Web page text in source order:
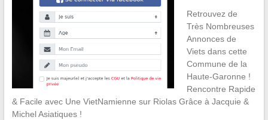
Retrouvez de
Très Nombreuses
Annonces de
Viets dans cette
Commune de la
Haute-Garonne !
Rencontre Rapide
& Facile avec Une VietNamienne sur Riolas Grâce à Jacquie &
Michel Asiatiques !